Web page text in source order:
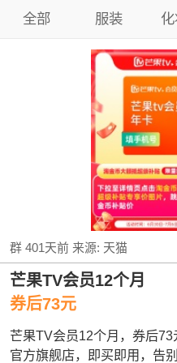
全部 服装
群 401天前来源: 天猫
芒果TV会员12个月
券后73元
芒果TV会员12个月，券后73
官方旗舰店，即买即用，告